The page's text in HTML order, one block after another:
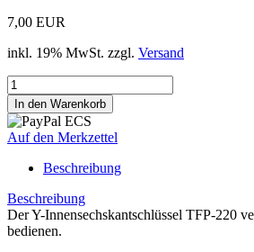
7,00 EUR
inkl. 19% MwSt. zzgl. Versand
Auf den Merkzettel
Beschreibung
Beschreibung
Der Y-Innensechskantschlüssel TFP-220
bedienen.